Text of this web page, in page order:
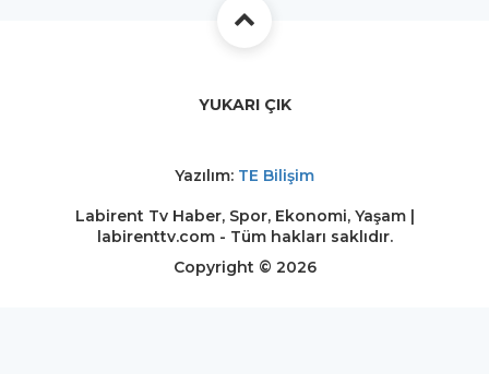
YUKARI ÇIK
Yazılım: TE Bilişim
Labirent Tv Haber, Spor, Ekonomi, Yaşam |
labirenttv.com - Tüm hakları saklıdır.
Copyright © 2026